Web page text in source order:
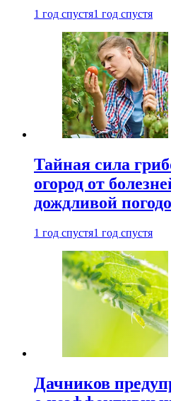
1 год спустя1 год спустя
Тайная сила
огород от
дождливой
1 год спустя1 год спустя
Дачников